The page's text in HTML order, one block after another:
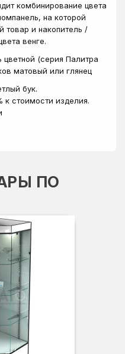
комбинирование цвета
на которой
товар и накопитель /
венге.
(серия Палитра
матовый или глянец
бук.
к стоимости изделия.
ПО